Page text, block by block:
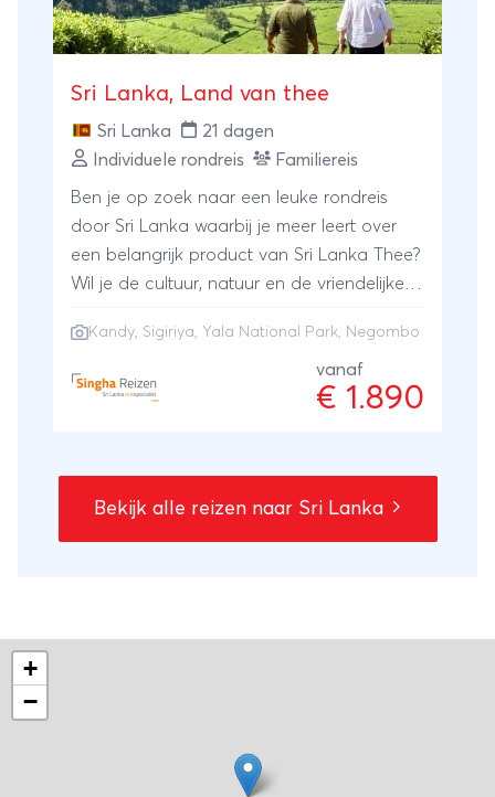
Sri Lanka, Land van thee
Sri Lanka
21 dagen
Individuele rondreis
Familiereis
Ben je op zoek naar een leuke rondreis
door Sri Lanka waarbij je meer leert over
een belangrijk product van Sri Lanka Thee?
Wil je de cultuur, natuur en de vriendelijke
ook wel bekend als het land van de thee, je
hebt hier diverse theeplantages en
theefabrieken. Tijdens deze 21-daagse reis
Verblijf in een echte theefabriek en
kleinschalige hotels - Inclusief Negombo
Kandy, Sigiriya, Yala National Park, Negombo
vanaf
€ 1.890
Bekijk alle reizen naar Sri Lanka
+
−